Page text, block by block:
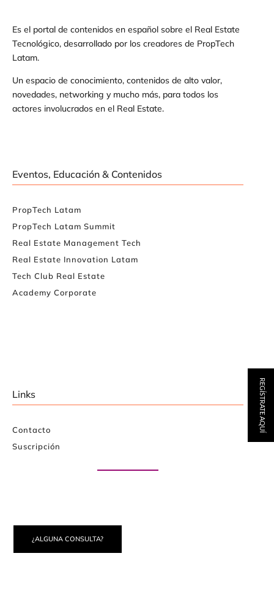
Es el portal de contenidos en español sobre el Real Estate
Tecnológico, desarrollado por los creadores de PropTech
Latam.
Un espacio de conocimiento, contenidos de alto valor,
novedades, networking y mucho más, para todos los
actores involucrados en el Real Estate.
Eventos, Educación & Contenidos
PropTech Latam
PropTech Latam Summit
Real Estate Management Tech
Real Estate Innovation Latam
Tech Club Real Estate
Academy Corporate
Links
Contacto
Suscripción
¿ALGUNA CONSULTA?
REGÍSTRATE AQUÍ